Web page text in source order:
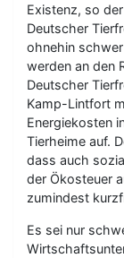
Existenz, so
Deutscher
ohnehin
werden an den
Deutscher
Kamp-Lintfort
Energiekosten
Tierheime auf.
dass auch
der Ökosteuer
zumindest
Es sei nur